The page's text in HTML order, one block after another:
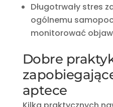
Długotrwały stres
ogólnemu
monitorować
Dobre
aptece